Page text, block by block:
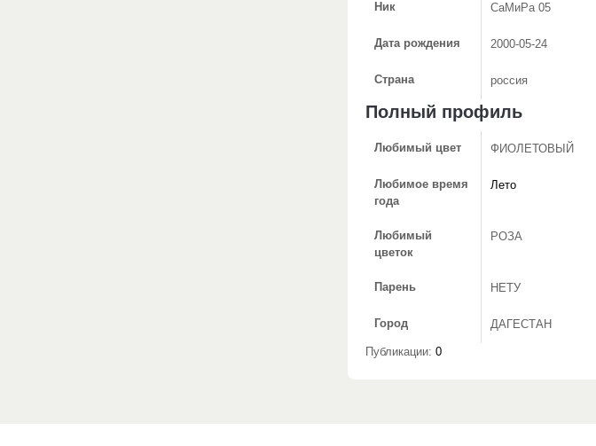
Ник СаМиРа 05
Дата рождения 2000-05-24
Страна россия
Полный профиль
Любимый цвет ФИОЛЕТОВЫЙ
Любимое время
года
Лето
Любимый
цветок
РОЗА
Парень НЕТУ
Город ДАГЕСТАН
Публикации: 0